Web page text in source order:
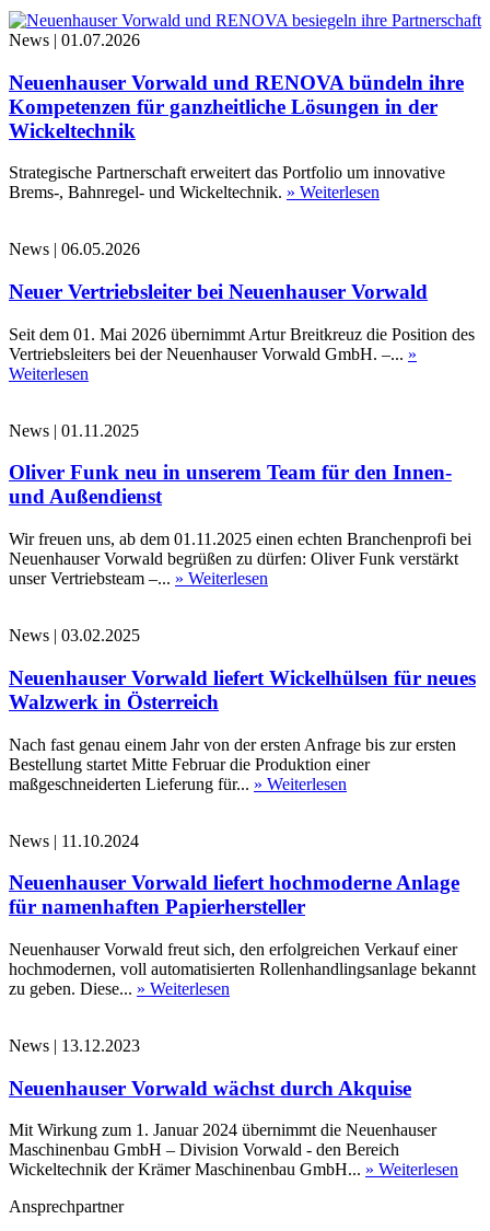
News | 01.07.2026
Neuenhauser Vorwald und RENOVA bündeln ihre
Kompetenzen für ganzheitliche Lösungen in der
Wickeltechnik
Strategische Partnerschaft erweitert das Portfolio um innovative
Brems-, Bahnregel- und Wickeltechnik. » Weiterlesen
News | 06.05.2026
Neuer Vertriebsleiter bei Neuenhauser Vorwald
Seit dem 01. Mai 2026 übernimmt Artur Breitkreuz die Position des
Vertriebsleiters bei der Neuenhauser Vorwald GmbH. –... »
Weiterlesen
News | 01.11.2025
Oliver Funk neu in unserem Team für den Innen-
und Außendienst
Wir freuen uns, ab dem 01.11.2025 einen echten Branchenprofi bei
Neuenhauser Vorwald begrüßen zu dürfen: Oliver Funk verstärkt
unser Vertriebsteam –... » Weiterlesen
News | 03.02.2025
Neuenhauser Vorwald liefert Wickelhülsen für neues
Walzwerk in Österreich
Nach fast genau einem Jahr von der ersten Anfrage bis zur ersten
Bestellung startet Mitte Februar die Produktion einer
maßgeschneiderten Lieferung für... » Weiterlesen
News | 11.10.2024
Neuenhauser Vorwald liefert hochmoderne Anlage
für namenhaften Papierhersteller
Neuenhauser Vorwald freut sich, den erfolgreichen Verkauf einer
hochmodernen, voll automatisierten Rollenhandlingsanlage bekannt
zu geben. Diese... » Weiterlesen
News | 13.12.2023
Neuenhauser Vorwald wächst durch Akquise
Mit Wirkung zum 1. Januar 2024 übernimmt die Neuenhauser
Maschinenbau GmbH – Division Vorwald - den Bereich
Wickeltechnik der Krämer Maschinenbau GmbH... » Weiterlesen
Ansprechpartner